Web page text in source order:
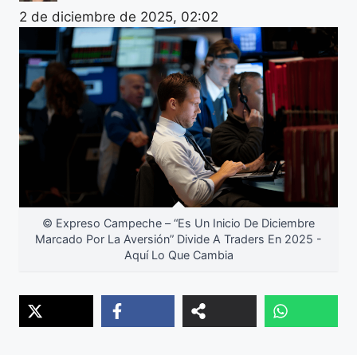
2 de diciembre de 2025, 02:02
© Expreso Campeche – “Es Un Inicio De Diciembre
Marcado Por La Aversión” Divide A Traders En 2025 -
Aquí Lo Que Cambia